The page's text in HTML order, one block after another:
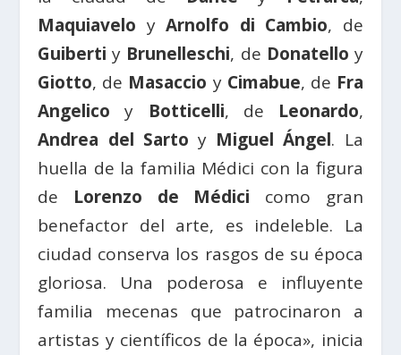
Maquiavelo yArnolfo di Cambio, de
Guiberti y Brunelleschi, de Donatello y
Giotto, de Masaccio y Cimabue, de Fra
Angelico y Botticelli, de Leonardo,
Andrea del Sarto y Miguel Ángel. La
huella de la familia Médici con la figura
de Lorenzo de Médici como gran
benefactor del arte, es indeleble. La
ciudad conserva los rasgos de su época
gloriosa. Una poderosa e influyente
familia mecenas que patrocinaron a
artistas y científicos de la época», inicia